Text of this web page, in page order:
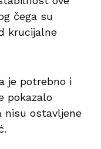
čega su
krucijalne
je potrebno i
pokazalo
nisu ostavljene